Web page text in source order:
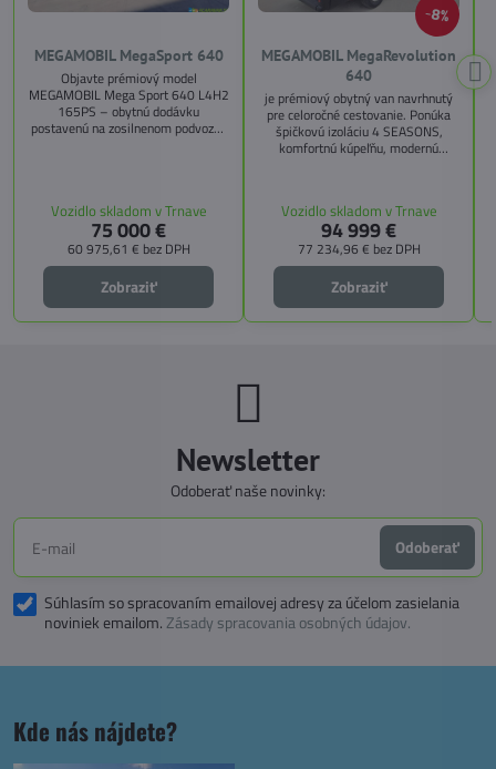
MEGAMOBIL MegaSport 640
Objavte prémiový model
MEGAMOBIL Mega Sport 640 L4H2
165PS – obytnú dodávku
postavenú na zosilnenom podvozku
pozdĺžnemu lôžku a možnosti
doplniť predné prídavné lôžko.
Vozidlo skladom v Trnave
75 000 €
60 975,61 € bez DPH
Zobraziť
8%
MEGAMOBIL MegaRevolution
640
je prémiový obytný van navrhnutý
pre celoročné cestovanie. Ponúka
špičkovú izoláciu 4 SEASONS,
komfortnú kúpeľňu, modernú
CITY, TECHNO, SICHERHEIT a
MEGA WINTER získate maximálnu
bezpečnosť, pohodlie a
technologické inovácie. Ideálna
voľba pre tých, ktorí hľadajú luxus,
funkčnosť a slobodu na cestách.
Vozidlo skladom v Trnave
94 999 €
77 234,96 € bez DPH
Zobraziť
Newsletter
Odoberať naše novinky:
Odoberať
Súhlasím so spracovaním emailovej adresy za účelom zasielania
noviniek emailom.Zásady spracovania osobných údajov.
Kde nás nájdete?